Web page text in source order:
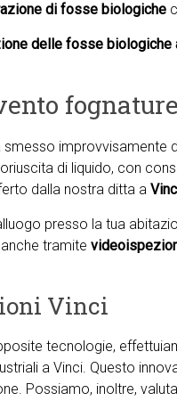
di fosse biologiche
delle fosse biologiche
smesso improvvisamente
di liquido, con
dalla nostra ditta a
presso la tua
tramite
Vinci
tecnologie,
a Vinci. Questo
Possiamo, inoltre,